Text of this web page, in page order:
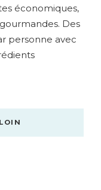
économiques,
Des
personne avec